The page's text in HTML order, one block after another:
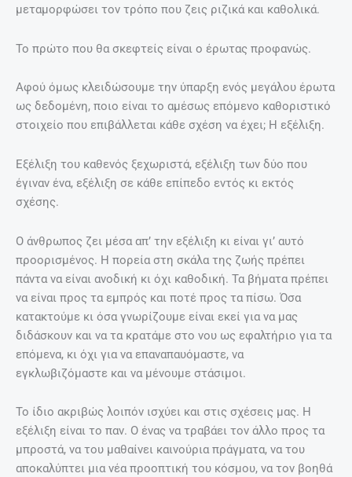
μεταμορφώσει τον τρόπο που ζεις ριζικά και καθολικά.
Το πρώτο που θα σκεφτείς είναι ο έρωτας προφανώς.
Αφού όμως κλειδώσουμε την ύπαρξη ενός μεγάλου έρωτα
ως δεδομένη, ποιο είναι το αμέσως επόμενο καθοριστικό
στοιχείο που επιβάλλεται κάθε σχέση να έχει; Η εξέλιξη.
Εξέλιξη του καθενός ξεχωριστά, εξέλιξη των δύο που
έγιναν ένα, εξέλιξη σε κάθε επίπεδο εντός κι εκτός
σχέσης.
Ο άνθρωπος ζει μέσα απ’ την εξέλιξη κι είναι γι’ αυτό
προορισμένος. Η πορεία στη σκάλα της ζωής πρέπει
πάντα να είναι ανοδική κι όχι καθοδική. Τα βήματα πρέπει
να είναι προς τα εμπρός και ποτέ προς τα πίσω. Όσα
κατακτούμε κι όσα γνωρίζουμε είναι εκεί για να μας
διδάσκουν και να τα κρατάμε στο νου ως εφαλτήριο για τα
επόμενα, κι όχι για να επαναπαυόμαστε, να
εγκλωβιζόμαστε και να μένουμε στάσιμοι.
Το ίδιο ακριβώς λοιπόν ισχύει και στις σχέσεις μας. Η
εξέλιξη είναι το παν. Ο ένας να τραβάει τον άλλο προς τα
μπροστά, να του μαθαίνει καινούρια πράγματα, να του
αποκαλύπτει μια νέα προοπτική του κόσμου, να τον βοηθά